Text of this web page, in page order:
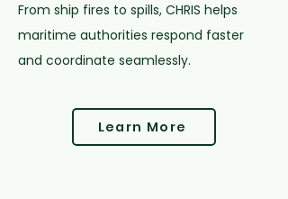
From ship fires to spills, CHRIS helps
maritime authorities respond faster
and coordinate seamlessly.
Learn More